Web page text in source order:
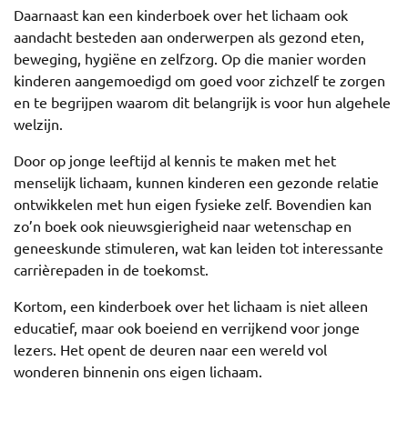
Daarnaast kan een kinderboek over het lichaam ook
aandacht besteden aan onderwerpen als gezond eten,
beweging, hygiëne en zelfzorg. Op die manier worden
kinderen aangemoedigd om goed voor zichzelf te zorgen
en te begrijpen waarom dit belangrijk is voor hun algehele
welzijn.
Door op jonge leeftijd al kennis te maken met het
menselijk lichaam, kunnen kinderen een gezonde relatie
ontwikkelen met hun eigen fysieke zelf. Bovendien kan
zo’n boek ook nieuwsgierigheid naar wetenschap en
geneeskunde stimuleren, wat kan leiden tot interessante
carrièrepaden in de toekomst.
Kortom, een kinderboek over het lichaam is niet alleen
educatief, maar ook boeiend en verrijkend voor jonge
lezers. Het opent de deuren naar een wereld vol
wonderen binnenin ons eigen lichaam.